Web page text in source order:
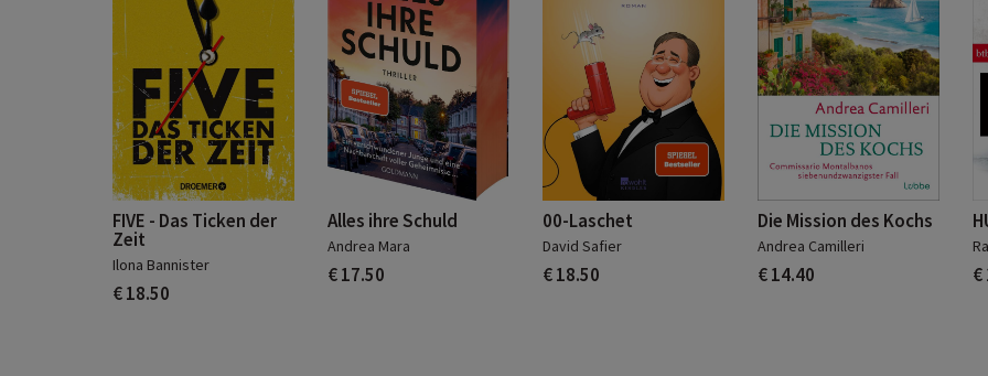
FIVE - Das Ticken der
Zeit
Ilona Bannister
€ 18.50
Alles ihre Schuld
Andrea Mara
€ 17.50
00-Laschet
David Safier
€ 18.50
Die Mission des Kochs
Andrea Camilleri
€ 14.40 €